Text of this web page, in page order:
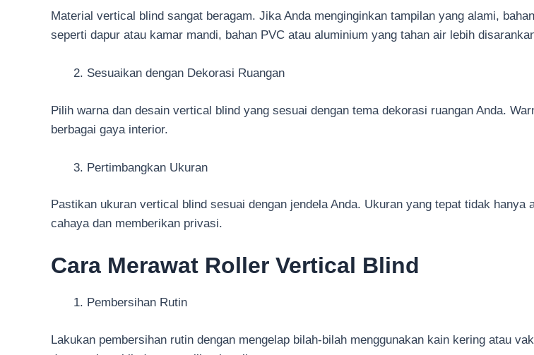
Material vertical blind sangat beragam. Jika Anda menginginkan tampilan yang alami,
seperti dapur atau kamar mandi, bahan PVC atau aluminium yang tahan air lebih
Sesuaikan dengan Dekorasi Ruangan
Pilih warna dan desain vertical blind yang sesuai dengan tema dekorasi ruangan Anda.
berbagai gaya interior.
Pertimbangkan Ukuran
Pastikan ukuran vertical blind sesuai dengan jendela Anda. Ukuran yang tepat tidak
cahaya dan memberikan privasi.
Cara Merawat Roller Vertical Blind
Pembersihan Rutin
Lakukan pembersihan rutin dengan mengelap bilah-bilah menggunakan kain kering atau